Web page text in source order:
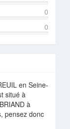
0
0
en Seine-
situé à
à
pensez donc